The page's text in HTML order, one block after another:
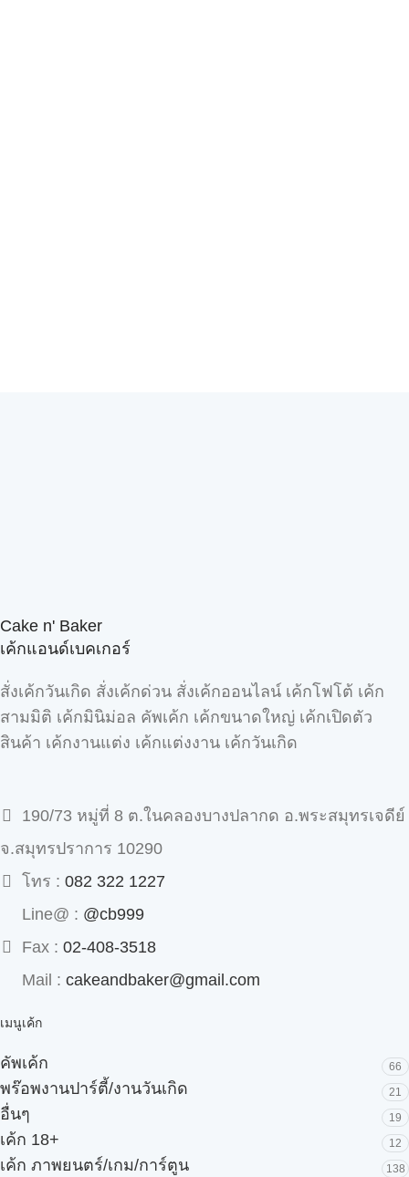
Cake n' Baker
เค้กแอนด์เบคเกอร์
สั่งเค้กวันเกิด สั่งเค้กด่วน สั่งเค้กออนไลน์ เค้กโฟโต้ เค้ก
สามมิติ เค้กมินิม่อล คัพเค้ก เค้กขนาดใหญ่ เค้กเปิดตัว
สินค้า เค้กงานแต่ง เค้กแต่งงาน เค้กวันเกิด
190/73 หมู่ที่ 8 ต.ในคลองบางปลากด อ.พระสมุทรเจดีย์
จ.สมุทรปราการ 10290
โทร : 082 322 1227
Line@ : @cb999
Fax : 02-408-3518
Mail : cakeandbaker@gmail.com
เมนูเค้ก
คัพเค้ก 66
พร๊อพงานปาร์ตี้/งานวันเกิด 21
อื่นๆ 19
เค้ก 18+ 12
เค้ก ภาพยนตร์/เกม/การ์ตูน 138